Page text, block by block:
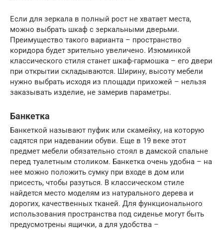
Если для зеркала в полный рост не хватает места,
можно выбрать шкаф с зеркальными дверьми.
Преимущество такого варианта – пространство
коридора будет зрительно увеличено. Изюминкой
классического стиля станет шкаф-гармошка – его двери
при открытии складываются. Ширину, высоту мебели
нужно выбрать исходя из площади прихожей – нельзя
заказывать изделие, не замерив параметры.
Банкетка
Банкеткой называют пуфик или скамейку, на которую
садятся при надевании обуви. Еще в 19 веке этот
предмет мебели обязательно стоял в дамской спальне
перед туалетным столиком. Банкетка очень удобна – на
нее можно положить сумку при входе в дом или
присесть, чтобы разуться. В классическом стиле
найдется место моделям из натурального дерева и
дорогих, качественных тканей. Для функционального
использования пространства под сиденье могут быть
предусмотрены ящички, а для удобства –